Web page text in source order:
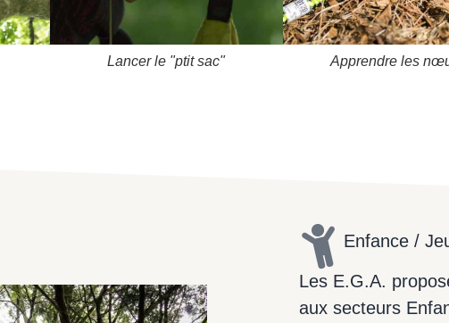
Lancer le "ptit sac" Apprendre les
Enfance /
Les E.G.A.
aux secteurs